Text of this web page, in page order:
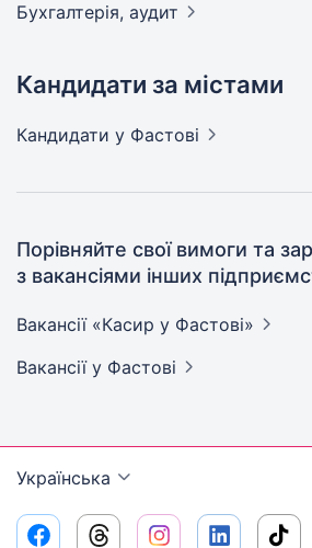
Бухгалтерія, аудит
Кандидати за містами
Кандидати у Фастові
Порівняйте свої вимоги та
з вакансіями інших
Вакансії «Касир у Фастові»
Вакансії у Фастові
Українська